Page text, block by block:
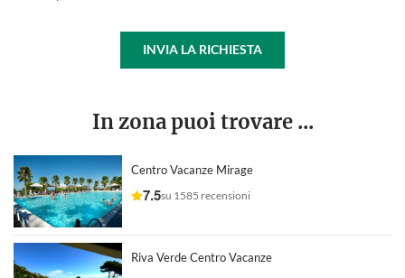
INVIA LA RICHIESTA
In zona puoi trovare ...
Centro Vacanze Mirage
7.5su 1585 recensioni
Riva Verde Centro Vacanze